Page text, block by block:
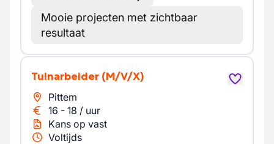
Mooie projecten met zichtbaar
resultaat
Tuinarbeider (M/V/X)
Pittem
16 - 18 / uur
Kans op vast
Voltijds